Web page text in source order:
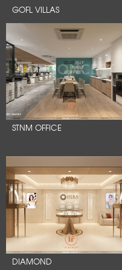
GOFL VILLAS
STNM OFFICE
DIAMOND